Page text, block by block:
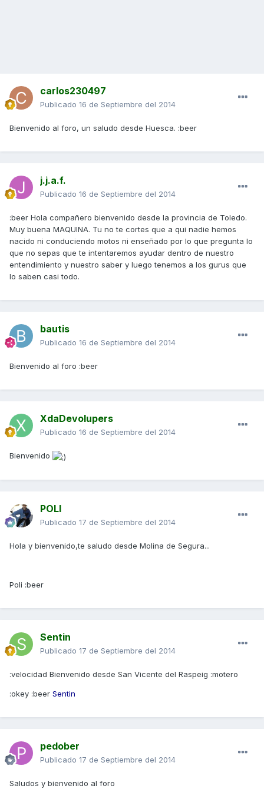
carlos230497
Publicado 16 de Septiembre del 2014
Bienvenido al foro, un saludo desde Huesca. :beer
j.j.a.f.
Publicado 16 de Septiembre del 2014
:beer Hola compañero bienvenido desde la provincia de Toledo.
Muy buena MAQUINA. Tu no te cortes que a qui nadie hemos
nacido ni conduciendo motos ni enseñado por lo que pregunta lo
que no sepas que te intentaremos ayudar dentro de nuestro
entendimiento y nuestro saber y luego tenemos a los gurus que
lo saben casi todo.
bautis
Publicado 16 de Septiembre del 2014
Bienvenido al foro :beer
XdaDevolupers
Publicado 16 de Septiembre del 2014
Bienvenido
POLI
Publicado 17 de Septiembre del 2014
Hola y bienvenido,te saludo desde Molina de Segura...
Poli :beer
Sentin
Publicado 17 de Septiembre del 2014
:velocidad Bienvenido desde San Vicente del Raspeig :motero
:okey :beer Sentin
pedober
Publicado 17 de Septiembre del 2014
Saludos y bienvenido al foro